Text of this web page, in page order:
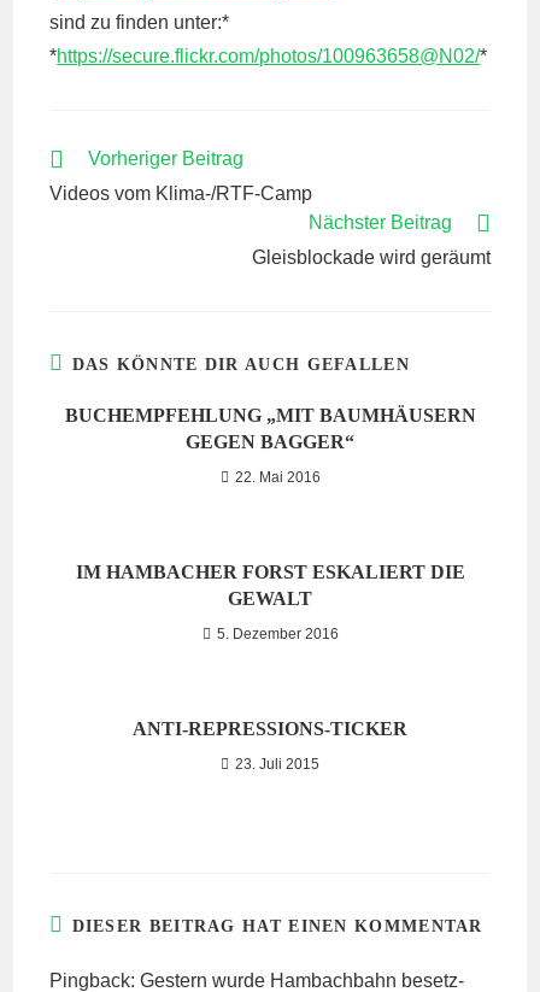
sind zu finden unter:*
*https://secure.flickr.com/photos/100963658@N02/*
WEITERE
ANSEHEN
Vorheriger Beitrag
Videos vom Klima-/RTF-Camp
Nächster Beitrag
Gleisblockade wird geräumt
DAS KÖNNTE DIR AUCH GEFALLEN
BUCHEMPFEHLUNG „MIT BAUMHÄUSERN
GEGEN BAGGER“
22. Mai 2016
IM HAMBACHER FORST ESKALIERT DIE
GEWALT
5. Dezember 2016
ANTI-REPRESSIONS-TICKER
23. Juli 2015
DIESER BEITRAG HAT EINEN KOMMENTAR
Pingback:Gestern wurde Hambachbahn besetz-